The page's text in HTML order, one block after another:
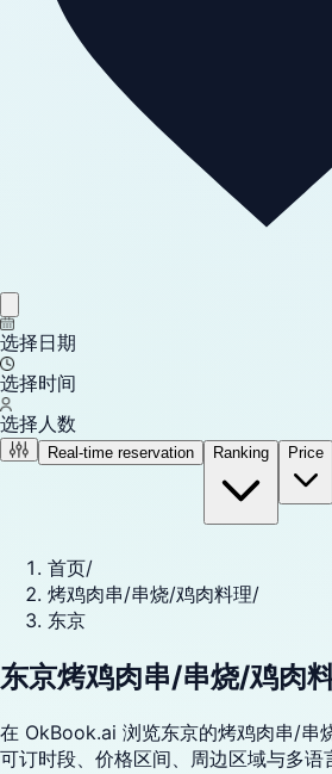
选择日期
选择时间
选择人数
Real-time reservation Ranking Price
首页/
烤鸡肉串/串烧/鸡肉料理/
东京
东京烤鸡肉串/串烧/鸡肉
在 OkBook.ai 浏览东京的烤鸡肉串/串
可订时段、价格区间、周边区域与多语